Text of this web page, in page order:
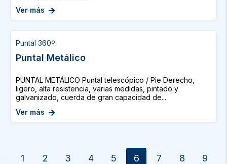
Ver más
Puntal 360º
Puntal Metálico
PUNTAL METÁLICO Puntal telescópico / Pie Derecho,
ligero, alta resistencia, varias medidas, pintado y
galvanizado, cuerda de gran capacidad de...
Ver más
1 2 3 4 5 6 7 8
9